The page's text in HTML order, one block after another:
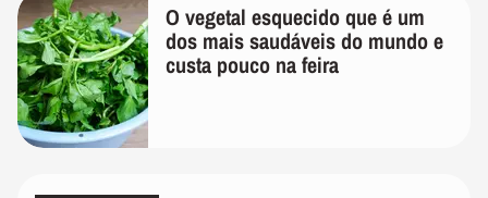
O vegetal esquecido que é um
dos mais saudáveis do mundo e
custa pouco na feira